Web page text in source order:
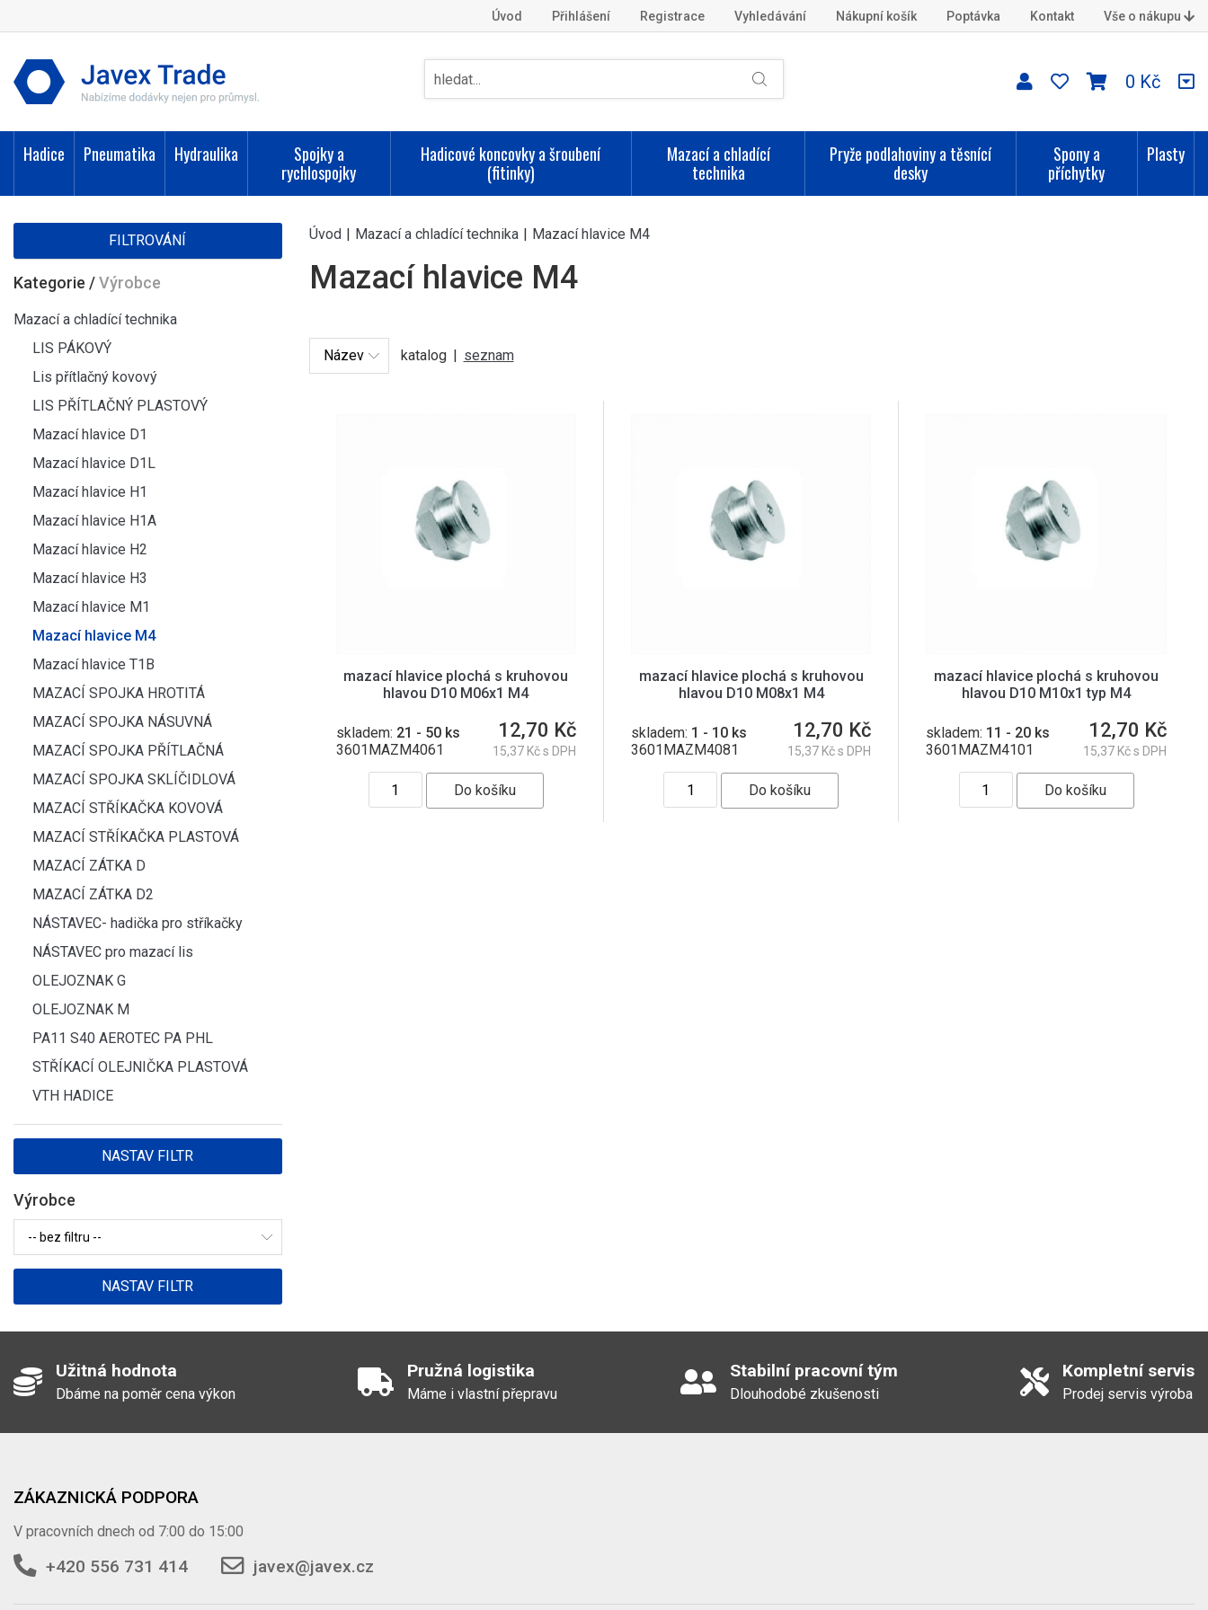
Úvod Přihlášení Registrace Vyhledávání Nákupní košík Poptávka Kontakt Vše o nákupu
0 Kč
Hadice Pneumatika Hydraulika
Spojky a
rychlospojky
Hadicové koncovky a šroubení
(fitinky)
Mazací a chladící
technika
Pryže podlahoviny a těsnící
desky
Spony a
příchytky
Plasty
FILTROVÁNÍ
Kategorie /Výrobce
Mazací a chladící technika
LIS PÁKOVÝ
Lis přítlačný kovový
LIS PŘÍTLAČNÝ PLASTOVÝ
Mazací hlavice D1
Mazací hlavice D1L
Mazací hlavice H1
Mazací hlavice H1A
Mazací hlavice H2
Mazací hlavice H3
Mazací hlavice M1
Mazací hlavice M4
Mazací hlavice T1B
MAZACÍ SPOJKA HROTITÁ
MAZACÍ SPOJKA NÁSUVNÁ
MAZACÍ SPOJKA PŘÍTLAČNÁ
MAZACÍ SPOJKA SKLÍČIDLOVÁ
MAZACÍ STŘÍKAČKA KOVOVÁ
MAZACÍ STŘÍKAČKA PLASTOVÁ
MAZACÍ ZÁTKA D
MAZACÍ ZÁTKA D2
NÁSTAVEC- hadička pro stříkačky
NÁSTAVEC pro mazací lis
OLEJOZNAK G
OLEJOZNAK M
PA11 S40 AEROTEC PA PHL
STŘÍKACÍ OLEJNIČKA PLASTOVÁ
VTH HADICE
Výrobce
Úvod | Mazací a chladící technika | Mazací hlavice M4
Mazací hlavice M4
katalog | seznam
mazací hlavice plochá s kruhovou
hlavou D10 M06x1 M4
skladem: 21 - 50 ks
3601MAZM4061
12,70 Kč
15,37 Kč s DPH
mazací hlavice plochá s kruhovou
hlavou D10 M08x1 M4
skladem: 1 - 10 ks
3601MAZM4081
12,70 Kč
15,37 Kč s DPH
mazací hlavice plochá s kruhovou
hlavou D10 M10x1 typ M4
skladem: 11 - 20 ks
3601MAZM4101
12,70 Kč
15,37 Kč s DPH
Užitná hodnota
Dbáme na poměr cena výkon
Pružná logistika
Máme i vlastní přepravu
Stabilní pracovní tým
Dlouhodobé zkušenosti
Kompletní servis
Prodej servis výroba
ZÁKAZNICKÁ PODPORA
V pracovních dnech od 7:00 do 15:00
+420 556 731 414 javex@javex.cz